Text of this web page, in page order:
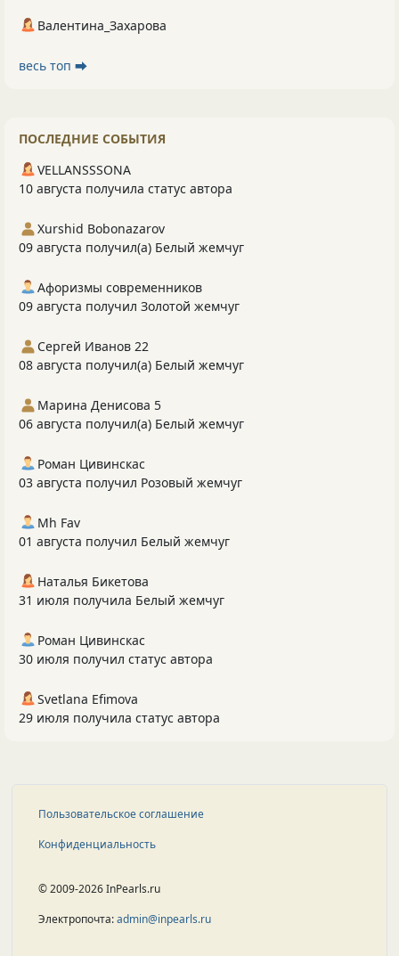
Валентина_Захарова
весь топ ⮕
ПОСЛЕДНИЕ СОБЫТИЯ
VELLANSSSONA
10 августа получила статус автора
Xurshid Bobonazarov
09 августа получил(а) Белый жемчуг
Афоризмы современников
09 августа получил Золотой жемчуг
Сергей Иванов 22
08 августа получил(а) Белый жемчуг
Марина Денисова 5
06 августа получил(а) Белый жемчуг
Роман Цивинскас
03 августа получил Розовый жемчуг
Mh Fav
01 августа получил Белый жемчуг
Наталья Бикетова
31 июля получила Белый жемчуг
Роман Цивинскас
30 июля получил статус автора
Svetlana Efimova
29 июля получила статус автора
Пользовательское соглашение
Конфиденциальность
© 2009-2026 InPearls.ru
Электропочта:admin@inpearls.ru